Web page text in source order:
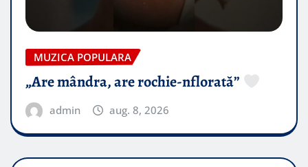
MUZICA POPULARA
„Are mândra, are rochie-nflorată”
admin aug. 8, 2026